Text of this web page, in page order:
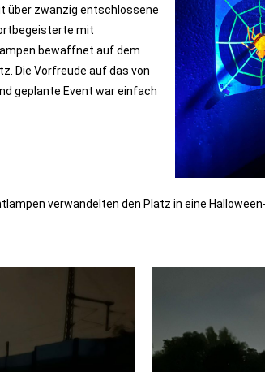
über zwanzig entschlossene
mit
bewaffnet auf dem
Die Vorfreude auf das von
geplante Event war einfach
verwandelten den Platz in eine